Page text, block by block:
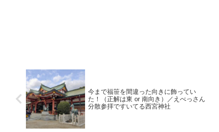
今まで福笹を間違った向きに飾ってい
た！（正解は東 or 南向き）／えべっさん
分散参拝ですいてる西宮神社